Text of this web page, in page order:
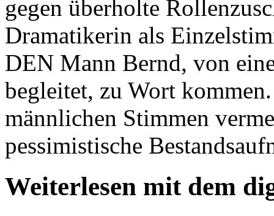
gegen überholte
Dramatikerin als
DEN Mann Bernd, von
begleitet, zu Wort
männlichen Stimmen
pessimistische
Weiterlesen mit dem